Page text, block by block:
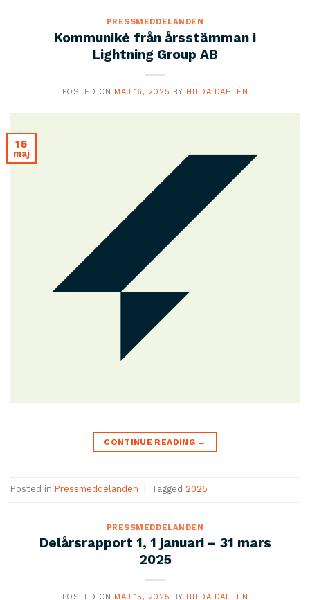
PRESSMEDDELANDEN
Kommuniké från årsstämman i
Lightning Group AB
POSTED ON MAJ 16, 2025 BY HILDA DAHLÉN
16
maj
CONTINUE READING →
Posted in Pressmeddelanden Tagged 2025
PRESSMEDDELANDEN
Delårsrapport 1, 1 januari – 31 mars
2025
POSTED ON MAJ 15, 2025 BY HILDA DAHLÉN